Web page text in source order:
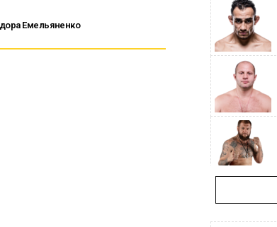
Емельяненко